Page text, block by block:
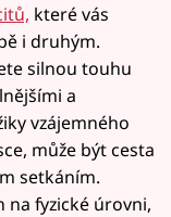
které vás
i druhým.
silnou touhu
a
vzájemného
může být cesta
setkáním.
na fyzické úrovni,